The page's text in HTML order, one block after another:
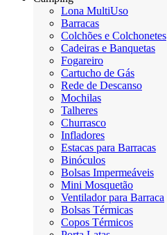
Lona MultiUso
Barracas
Colchões e Colchonetes
Cadeiras e Banquetas
Fogareiro
Cartucho de Gás
Rede de Descanso
Mochilas
Talheres
Churrasco
Infladores
Estacas para Barracas
Binóculos
Bolsas Impermeáveis
Mini Mosquetão
Ventilador para Barraca
Bolsas Térmicas
Copos Térmicos